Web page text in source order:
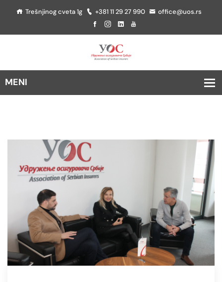
Trešnjinog cveta 1g +381 11 29 27 990 office@uos.rs